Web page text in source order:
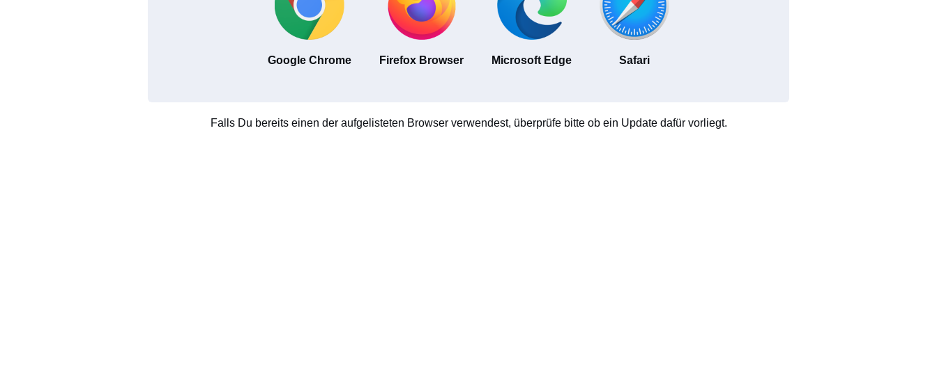
Google Chrome Firefox Browser Microsoft Edge Safari
Falls Du bereits einen der aufgelisteten Browser verwendest, überprüfe bitte ob ein Update dafür vorliegt.